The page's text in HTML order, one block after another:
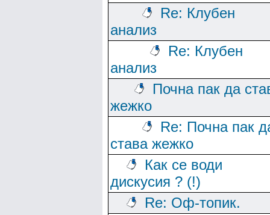
Re: Клубен
анализ
Re: Клубен
анализ
Почна пак да
жежко
Re: Почна пак
става жежко
Как се води
дискусия ? (!)
Re: Оф-топик.